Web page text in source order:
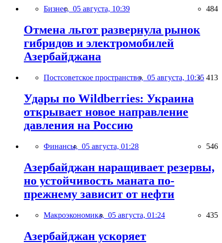
Бизнес, 05 августа, 10:39 484
Отмена льгот развернула рынок
гибридов и электромобилей
Азербайджана
Постсоветское пространство, 05 августа, 10:35 413
Удары по Wildberries: Украина
открывает новое направление
давления на Россию
Финансы, 05 августа, 01:28 546
Азербайджан наращивает резервы,
но устойчивость маната по-
прежнему зависит от нефти
Макроэкономика, 05 августа, 01:24 435
Азербайджан ускоряет